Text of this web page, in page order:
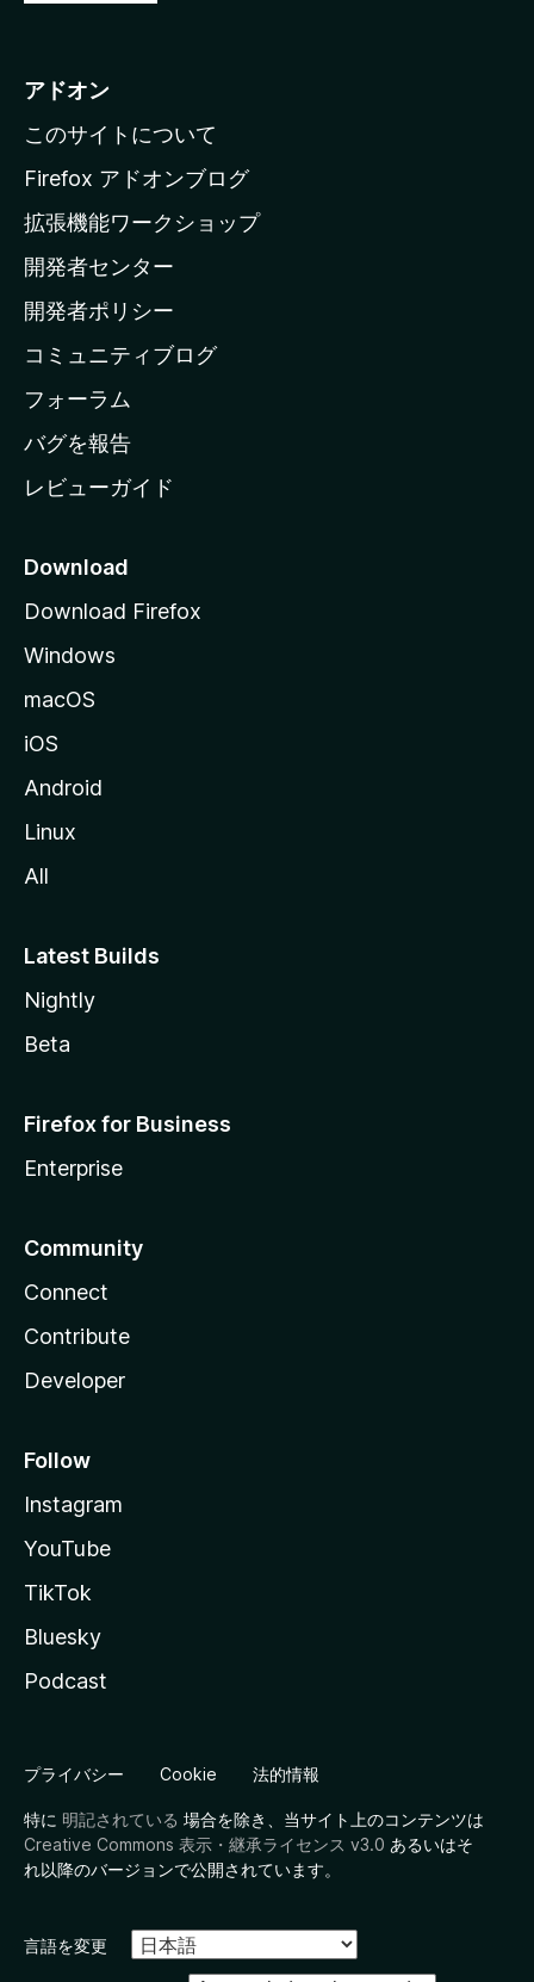
i
l
a
ホ
ー
ム
ー
ジ
へ
アドオン
このサイトについて
Firefox アドオンブログ
拡張機能ワークショップ
開発者センター
開発者ポリシー
コミュニティブログ
フォーラム
バグを報告
レビューガイド
Download
Download Firefox
Windows
macOS
iOS
Android
Linux
All
Latest Builds
Nightly
Beta
Firefox for Business
Enterprise
Community
Connect
Contribute
Developer
Follow
Instagram
YouTube
TikTok
Bluesky
Podcast
プライバシー Cookie 法的情報
特に 明記されている 場合を除き、当サイト上のコンテンツは
Creative Commons 表示・継承ライセンス v3.0 あるいはそ
れ以降のバージョンで公開されています。
言語を変更